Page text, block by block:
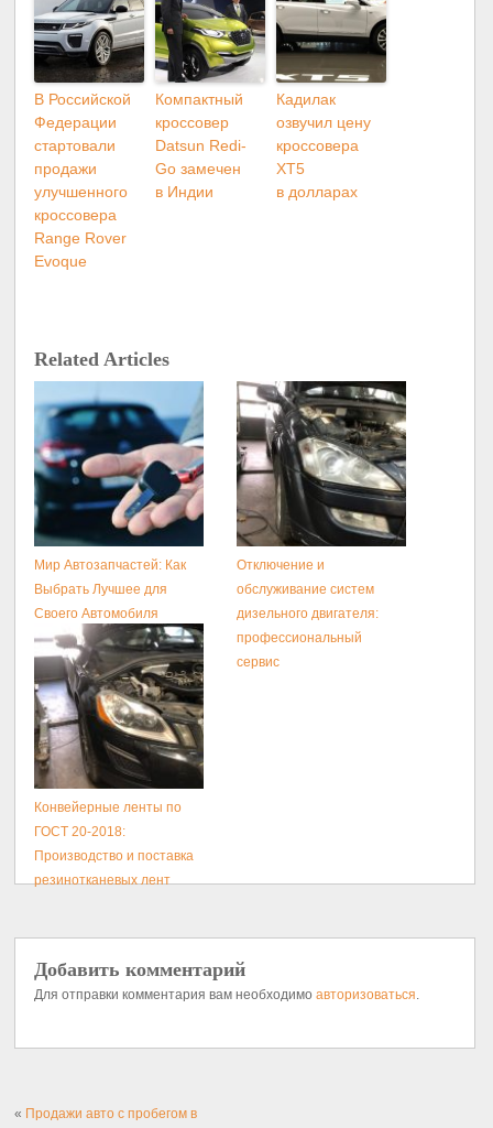
В Российской
Федерации
стартовали
продажи
улучшенного
кроссовера
Range Rover
Evoque
Компактный
кроссовер
Datsun Redi-
Go замечен
в Индии
Кадилак
озвучил цену
кроссовера
XT5
в долларах
Related Articles
Мир Автозапчастей: Как
Выбрать Лучшее для
Своего Автомобиля
Отключение и
обслуживание систем
дизельного двигателя:
профессиональный
сервис
Конвейерные ленты по
ГОСТ 20-2018:
Производство и поставка
резинотканевых лент
Добавить комментарий
Для отправки комментария вам необходимоавторизоваться.
« Продажи авто с пробегом в